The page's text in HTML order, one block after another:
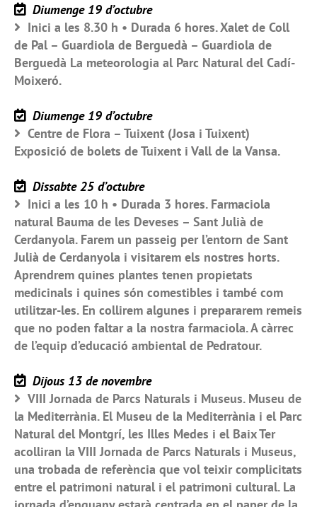
Diumenge 19 d’octubre
Inici a les 8.30 h • Durada 6 hores. Xalet de Coll
de Pal – Guardiola de Berguedà – Guardiola de
Berguedà La meteorologia al Parc Natural del Cadí-
Moixeró.
Diumenge 19 d’octubre
Centre de Flora – Tuixent (Josa i Tuixent)
Exposició de bolets de Tuixent i Vall de la Vansa.
Dissabte 25 d’octubre
Inici a les 10 h • Durada 3 hores. Farmaciola
natural Bauma de les Deveses – Sant Julià de
Cerdanyola. Farem un passeig per l’entorn de Sant
Julià de Cerdanyola i visitarem els nostres horts.
Aprendrem quines plantes tenen propietats
medicinals i quines són comestibles i també com
utilitzar-les. En collirem algunes i prepararem remeis
que no poden faltar a la nostra farmaciola. A càrrec
de l’equip d’educació ambiental de Pedratour.
Dijous 13 de novembre
VIII Jornada de Parcs Naturals i Museus. Museu de
la Mediterrània. El Museu de la Mediterrània i el Parc
Natural del Montgrí, les Illes Medes i el Baix Ter
acolliran la VIII Jornada de Parcs Naturals i Museus,
una trobada de referència que vol teixir complicitats
entre el patrimoni natural i el patrimoni cultural. La